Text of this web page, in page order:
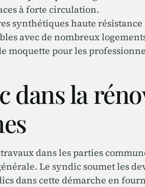
à forte circulation.
synthétiques haute
avec de nombreux
moquette pour les
dans la
dans les parties
Le syndic soumet les
dans cette démarche en